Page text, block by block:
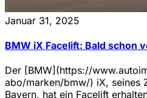
Januar 31, 2025
BMW iX Facelift: Bald schon
Der [BMW](https://
abo/marken/bmw/) iX, seines
Bayern, hat ein Facelift